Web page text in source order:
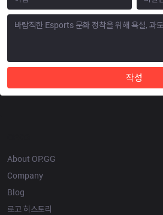
작성
About OP.GG
Company
Blog
로고 히스토리